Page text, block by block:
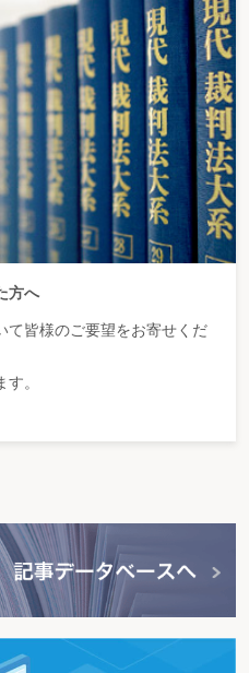
方へ
て皆様のご要望をお寄せくだ
。